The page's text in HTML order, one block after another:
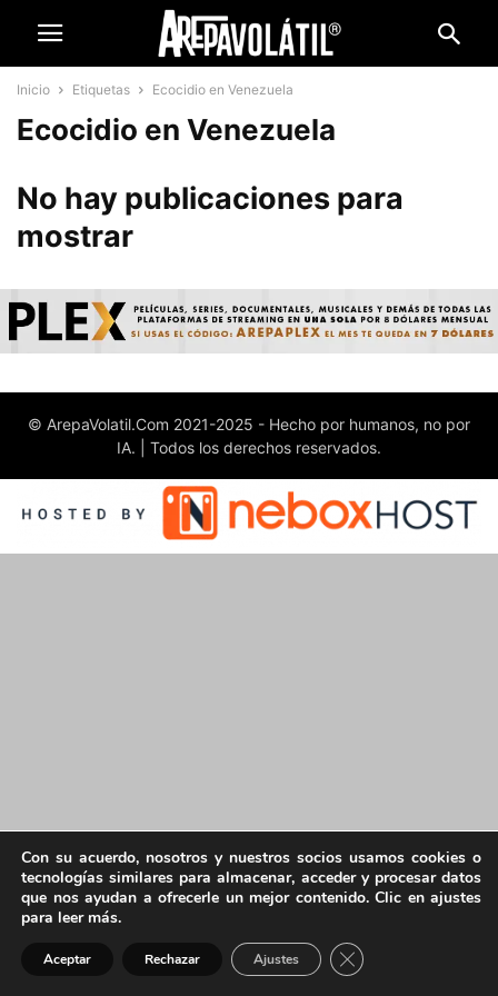
Inicio Etiquetas Ecocidio en Venezuela
Ecocidio en Venezuela
No hay publicaciones para
mostrar
© ArepaVolatil.Com 2021-2025 - Hecho por humanos, no por
IA. | Todos los derechos reservados.
Con su acuerdo, nosotros y nuestros socios usamos cookies o
tecnologías similares para almacenar, acceder y procesar datos
que nos ayudan a ofrecerle un mejor contenido. Clic en ajustes
para leer más.
Aceptar Rechazar Ajustes Cerrar el banner de